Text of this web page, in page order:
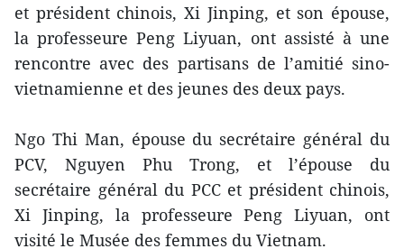
et président chinois, Xi Jinping, et son épouse,
la professeure Peng Liyuan, ont assisté à une
rencontre avec des partisans de l’amitié sino-
vietnamienne et des jeunes des deux pays.
Ngo Thi Man, épouse du secrétaire général du
PCV, Nguyen Phu Trong, et l’épouse du
secrétaire général du PCC et président chinois,
Xi Jinping, la professeure Peng Liyuan, ont
visité le Musée des femmes du Vietnam.